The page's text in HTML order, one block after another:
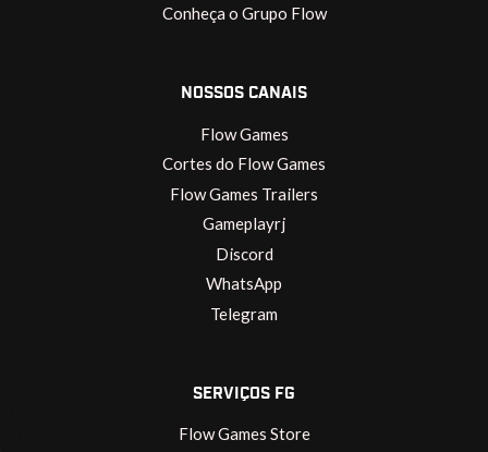
Conheça o Grupo Flow
NOSSOS CANAIS
Flow Games
Cortes do Flow Games
Flow Games Trailers
Gameplayrj
Discord
WhatsApp
Telegram
SERVIÇOS FG
Flow Games Store